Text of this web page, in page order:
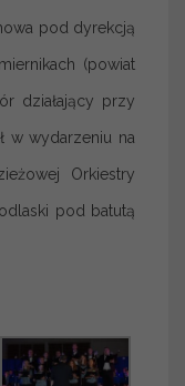
pod dyrekcją
(powiat
działający przy
w wydarzeniu na
Orkiestry
pod batutą